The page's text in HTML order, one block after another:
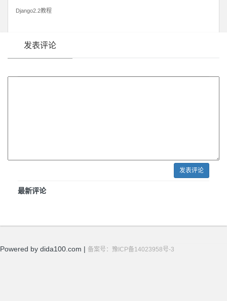
Django2.2教程
发表评论
发表评论
最新评论
Powered by dida100.com | 备案号：豫ICP备14023958号-3